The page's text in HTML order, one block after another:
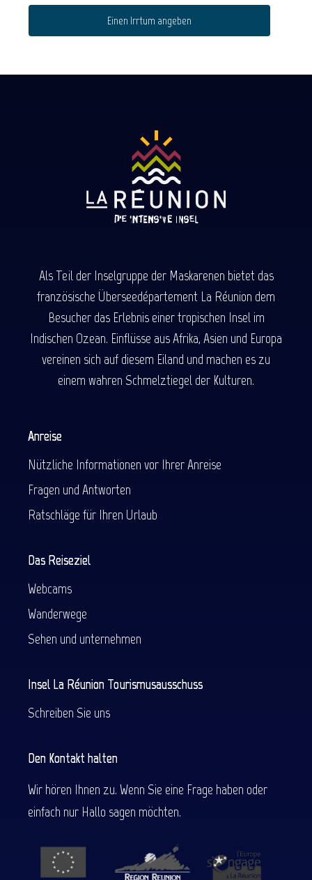
Einen Irrtum angeben
Als Teil der Inselgruppe der Maskarenen bietet das
französische Überseedépartement La Réunion dem
Besucher das Erlebnis einer tropischen Insel im
Indischen Ozean. Einflüsse aus Afrika, Asien und Europa
vereinen sich auf diesem Eiland und machen es zu
einem wahren Schmelztiegel der Kulturen.
Anreise
Nützliche Informationen vor Ihrer Anreise
Fragen und Antworten
Ratschläge für Ihren Urlaub
Das Reiseziel
Webcams
Wanderwege
Sehen und unternehmen
Insel La Réunion Tourismusausschuss
Schreiben Sie uns
Den Kontakt halten
Wir hören Ihnen zu. Wenn Sie eine Frage haben oder
einfach nur Hallo sagen möchten.